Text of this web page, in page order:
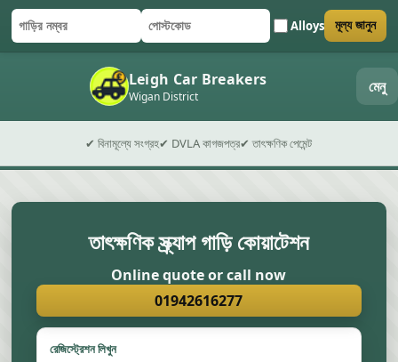
গাড়ির নম্বর
পোস্টকোড Alloys
ফর্ম জমা দিন মূল্য জানুন
Leigh Car Breakers
Wigan District মেনু
✔ বিনামূল্যে সংগ্রহ✔ DVLA কাগজপত্র✔ তাৎক্ষণিক পেমেন্ট
তাৎক্ষণিক স্ক্র্যাপ গাড়ি কোয়াটেশন
Online quote or call now
01942616277
রেজিস্ট্রেশন লিখুন